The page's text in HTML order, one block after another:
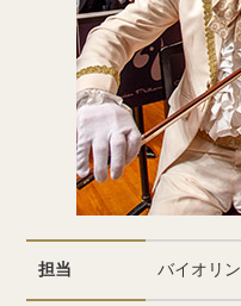
担当 バイオリン